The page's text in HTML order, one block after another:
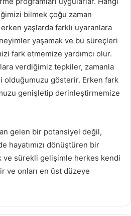
bilmek çoğu zaman
yaşlarda farklı uyaranlara
yaşamak ve bu süreçleri
fark etmemize yardımcı olur.
verdiğimiz tepkiler, zamanla
olduğumuzu gösterir. Erken fark
genişletip derinleştirmemize
gelen bir potansiyel değil,
hayatımızı dönüştüren bir
ve sürekli gelişimle herkes kendi
ve onları en üst düzeye